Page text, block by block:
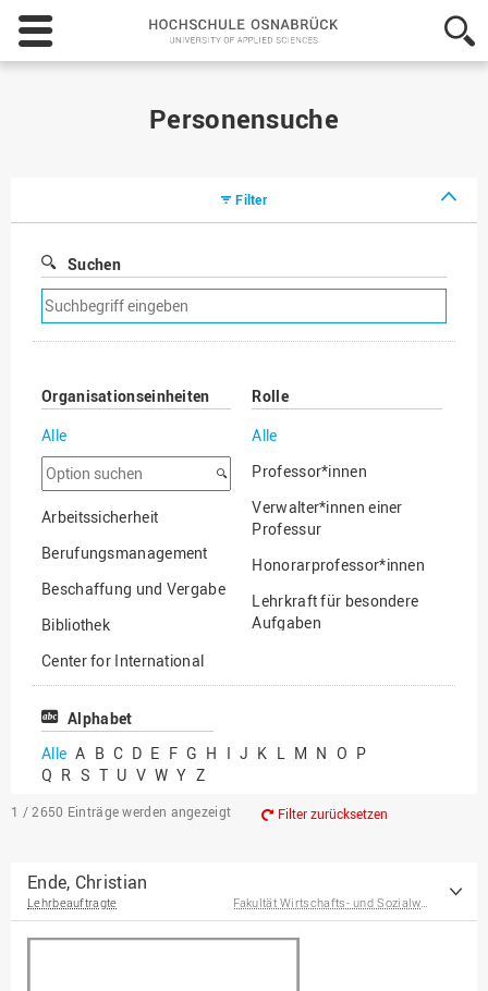
Hochschule
Osnabrück
-
Personensuche
Filter
Suchen
Suchfilter
entfernen
Organisationseinheiten
Alle
Option
suchen
Arbeitssicherheit
Berufungsmanagement
Beschaffung und Vergabe
Bibliothek
Center for International
Mobility
Center for International
Chancengerechtigkeit
eLearning Competence
EU-Büro
Fakultät
Agrarwissenschaften und
Rolle
Alle
Professor*innen
Verwalter*innen einer
Professur
Honorarprofessor*innen
Lehrkraft für besondere
Aufgaben
Professor*innen im
Alphabet
Alle A B C D E F G H I J K L M N O P
Q R S T U V W Y Z
1 / 2650 Einträge werden angezeigt Filter zurücksetzen
Ende, Christian
Lehrbeauftragte